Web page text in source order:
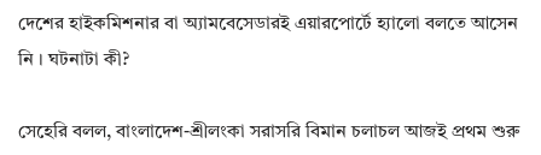
দেশের হাইকমিশনার বা অ্যামবেসেডারই এয়ারপোর্টে হ্যালো বলতে আসেন
নি। ঘটনাটা কী?
সেহেরি বলল, বাংলাদেশ-শ্রীলংকা সরাসরি বিমান চলাচল আজই প্রথম শুরু